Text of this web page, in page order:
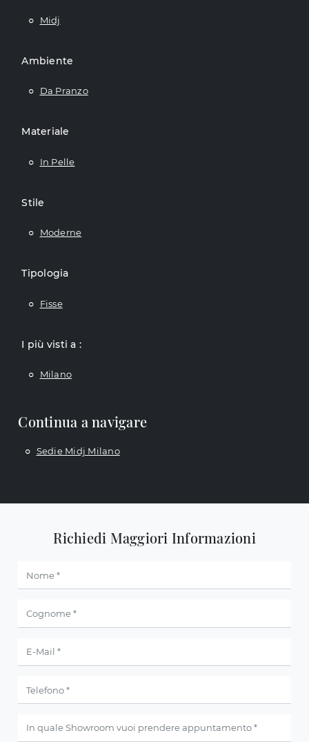
Midj
Ambiente
Da Pranzo
Materiale
In Pelle
Stile
Moderne
Tipologia
Fisse
I più visti a :
Milano
Continua a navigare
Sedie Midj Milano
Richiedi Maggiori Informazioni